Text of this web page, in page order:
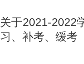
关于2021-2022
习、补考、缓考